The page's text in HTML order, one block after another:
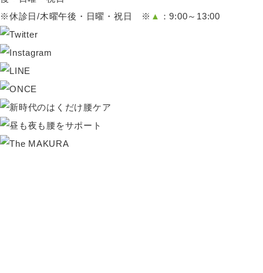
※休診日/木曜午後・日曜・祝日 ※ ▲ ：9:00～13:00